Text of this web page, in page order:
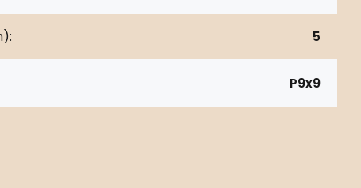
5
P9x9